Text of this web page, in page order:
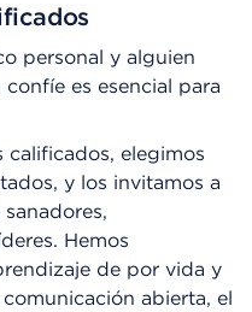
personal y alguien
es esencial para
elegimos
y los invitamos a
Hemos
de por vida y
abierta, el